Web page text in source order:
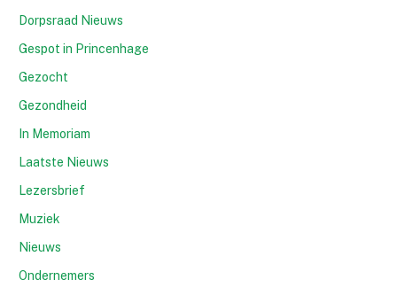
Dorpsraad Nieuws
Gespot in Princenhage
Gezocht
Gezondheid
In Memoriam
Laatste Nieuws
Lezersbrief
Muziek
Nieuws
Ondernemers